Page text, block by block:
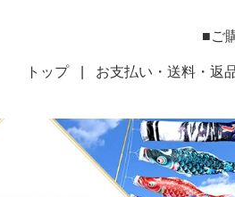
■ご
トップ お支払い・送料・返